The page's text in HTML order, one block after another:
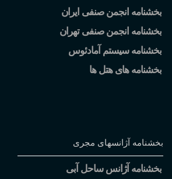
بخشنامه انجمن صنفی ایران
بخشنامه انجمن صنفی تهران
بخشنامه سیستم آمادئوس
بخشنامه های هتل ها
بخشنامه آژانسهای مجری
بخشنامه آژانس ساحل آبی